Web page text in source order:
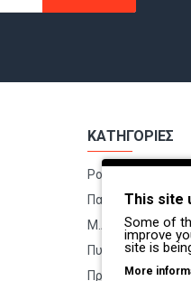
ΚΑΤΗΓΟΡΙΕΣ
Ρούχα Εργασίας
Παπούτσια
Μ.Α.Π.
Πυροσβέστες -
Πρώτες Βοήθειες
This site
Some of
improve
site is
More